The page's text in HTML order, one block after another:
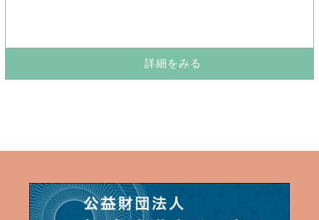
詳細をみる